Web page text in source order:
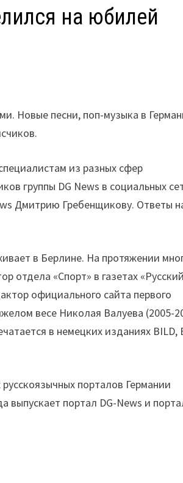
на юбилей
Новые песни, поп-музыка в
из разных сфер
группы DG News в социальных
Дмитрию Гребенщикову. Ответы
в Берлине. На протяжении
отдела «Спорт» в газетах «Русский
официального сайта первого
весе Николая Валуева (2005-
в немецких изданиях BILD,
порталов Германии
выпускает портал DG-News и